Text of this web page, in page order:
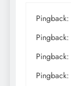
Pingback:
Pingback:
Pingback:
Pingback: